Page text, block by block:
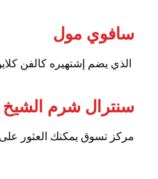
سافوي مول
الذي يضم إشتهيره كالفن
سنترال شرم الشيخ
مركز تسوق يمكنك العثور على